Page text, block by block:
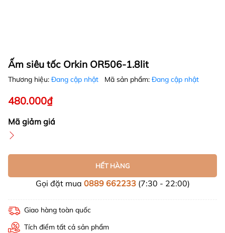
Ấm siêu tốc Orkin OR506-1.8lit
Thương hiệu: Đang cập nhật Mã sản phẩm: Đang cập nhật
480.000₫
Mã giảm giá
HẾT HÀNG
Gọi đặt mua 0889 662233(7:30 - 22:00)
Giao hàng toàn quốc
Tích điểm tất cả sản phẩm